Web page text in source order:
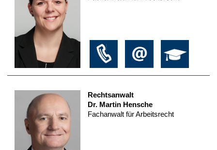
Rechtsanwalt
Dr. Martin Hensche
Fachanwalt für Arbeitsrecht